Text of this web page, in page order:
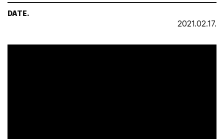
DATE.
2021.02.17.